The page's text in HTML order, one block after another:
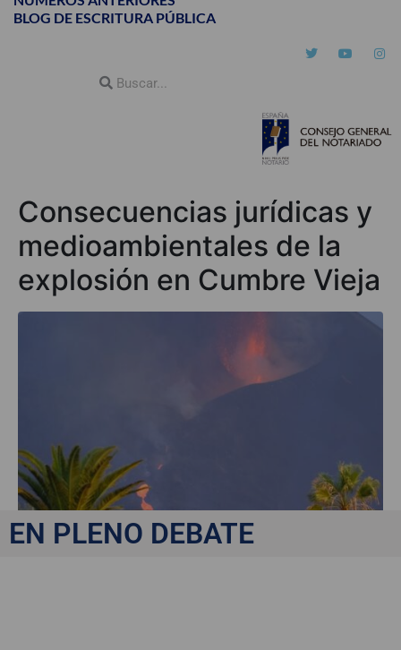
BLOG DE ESCRITURA PÚBLICA
Consecuencias jurídicas y
medioambientales de la
explosión en Cumbre Vieja
EN PLENO DEBATE